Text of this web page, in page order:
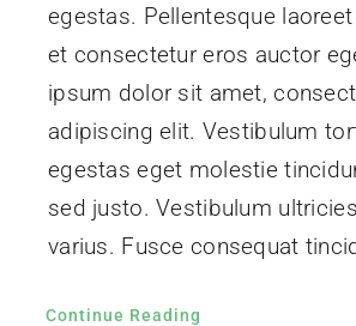
egestas. Pellentesque
et consectetur eros auctor
ipsum dolor sit amet,
adipiscing elit. Vestibulum
egestas eget molestie
sed justo. Vestibulum
varius. Fusce consequat
Continue Reading